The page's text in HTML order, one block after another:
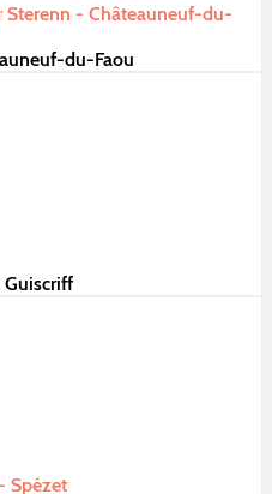
- Châteauneuf-du-
du-Faou
Spézet